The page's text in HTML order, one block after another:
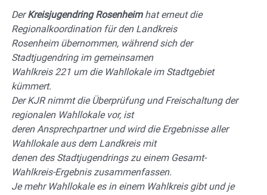
DerKreisjugendring Rosenheimhat erneut die
Regionalkoordination für den Landkreis
Rosenheim übernommen, während sich der
Stadtjugendring im gemeinsamen
Wahlkreis 221 um die Wahllokale im Stadtgebiet
kümmert.
Der KJR nimmt die Überprüfung und Freischaltung der
regionalen Wahllokale vor, ist
deren Ansprechpartner und wird die Ergebnisse aller
Wahllokale aus dem Landkreis mit
denen des Stadtjugendrings zu einem Gesamt-
Wahlkreis-Ergebnis zusammenfassen.
Je mehr Wahllokale es in einem Wahlkreis gibt und je